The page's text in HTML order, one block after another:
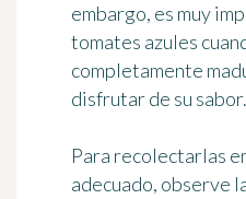
embargo, es muy
tomates azules
completamente
disfrutar de su sabor.
Para recolectarlas
adecuado, observe